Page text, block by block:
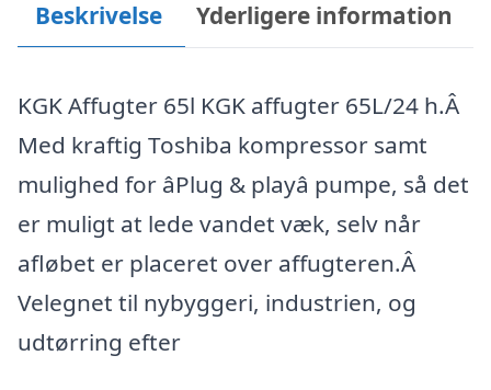
Beskrivelse Yderligere information
KGK Affugter 65l KGK affugter 65L/24 h.Â
Med kraftig Toshiba kompressor samt
mulighed for âPlug & playâ pumpe, så det
er muligt at lede vandet væk, selv når
afløbet er placeret over affugteren.Â
Velegnet til nybyggeri, industrien, og
udtørring efter